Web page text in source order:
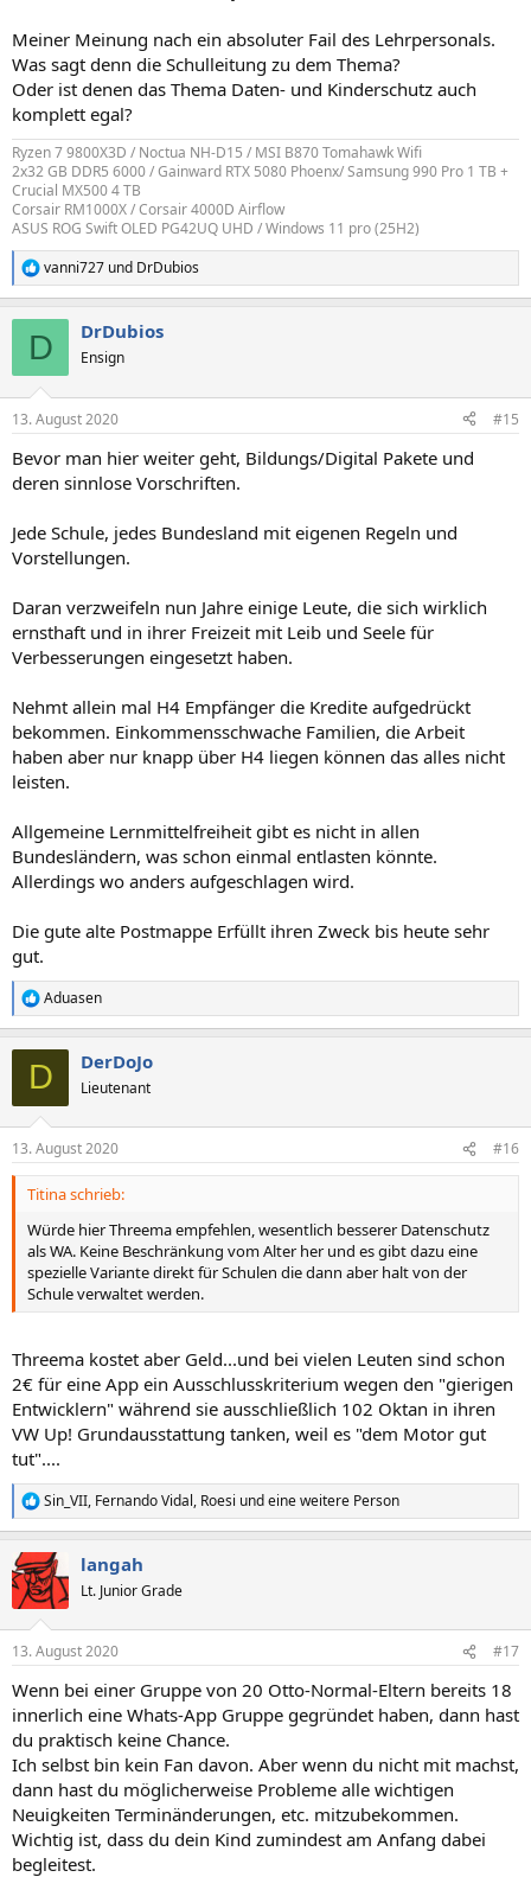
Meiner Meinung nach ein absoluter Fail des Lehrpersonals.
Was sagt denn die Schulleitung zu dem Thema?
Oder ist denen das Thema Daten- und Kinderschutz auch
komplett egal?
Ryzen 7 9800X3D / Noctua NH-D15 / MSI B870 Tomahawk Wifi
2x32 GB DDR5 6000 / Gainward RTX 5080 Phoenx/ Samsung 990 Pro 1 TB +
Crucial MX500 4 TB
Corsair RM1000X / Corsair 4000D Airflow
ASUS ROG Swift OLED PG42UQ UHD / Windows 11 pro (25H2)
R
e
e
:
vanni727 und DrDubios
D DrDubios
Ensign
13. August 2020 #15
Bevor man hier weiter geht, Bildungs/Digital Pakete und
deren sinnlose Vorschriften.
Jede Schule, jedes Bundesland mit eigenen Regeln und
Vorstellungen.
Daran verzweifeln nun Jahre einige Leute, die sich wirklich
ernsthaft und in ihrer Freizeit mit Leib und Seele für
Verbesserungen eingesetzt haben.
Nehmt allein mal H4 Empfänger die Kredite aufgedrückt
bekommen. Einkommensschwache Familien, die Arbeit
haben aber nur knapp über H4 liegen können das alles nicht
leisten.
Allgemeine Lernmittelfreiheit gibt es nicht in allen
Bundesländern, was schon einmal entlasten könnte.
Allerdings wo anders aufgeschlagen wird.
Die gute alte Postmappe Erfüllt ihren Zweck bis heute sehr
gut.
R
e
e
n
Aduasen
D DerDoJo
Lieutenant
13. August 2020 #16
Titina schrieb:
Würde hier Threema empfehlen, wesentlich besserer Datenschutz
als WA. Keine Beschränkung vom Alter her und es gibt dazu eine
spezielle Variante direkt für Schulen die dann aber halt von der
Schule verwaltet werden.
Threema kostet aber Geld...und bei vielen Leuten sind schon
2€ für eine App ein Ausschlusskriterium wegen den "gierigen
Entwicklern" während sie ausschließlich 102 Oktan in ihren
VW Up! Grundausstattung tanken, weil es "dem Motor gut
tut"....
R
e
k
t
i
e
:
Sin_VII, Fernando Vidal, Roesi und eine weitere Person
langah
Lt. Junior Grade
13. August 2020 #17
Wenn bei einer Gruppe von 20 Otto-Normal-Eltern bereits 18
innerlich eine Whats-App Gruppe gegründet haben, dann hast
du praktisch keine Chance.
Ich selbst bin kein Fan davon. Aber wenn du nicht mit machst,
dann hast du möglicherweise Probleme alle wichtigen
Neuigkeiten Terminänderungen, etc. mitzubekommen.
Wichtig ist, dass du dein Kind zumindest am Anfang dabei
begleitest.